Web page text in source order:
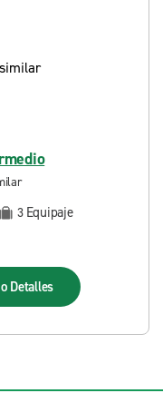
3 Equipaje
Detalles